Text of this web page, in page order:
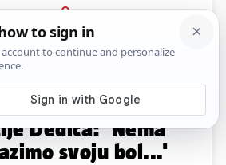
PRIJAVA
Show
oprostio se od
Dedića: 'Nema
svoju bol...'